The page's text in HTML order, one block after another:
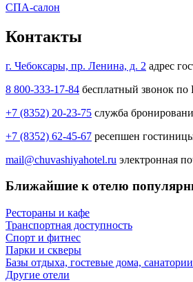
СПА-салон
Контакты
г. Чебоксары, пр. Ленина, д. 2 адрес
8 800-333-17-84 бесплатный звонок
+7 (8352) 20-23-75 служба
+7 (8352) 62-45-67 ресепшен
mail@chuvashiyahotel.ru электронная
Ближайшие к отелю
Рестораны и кафе
Транспортная доступность
Спорт и фитнес
Парки и скверы
Базы отдыха, гостевые дома, санатории
Другие отели